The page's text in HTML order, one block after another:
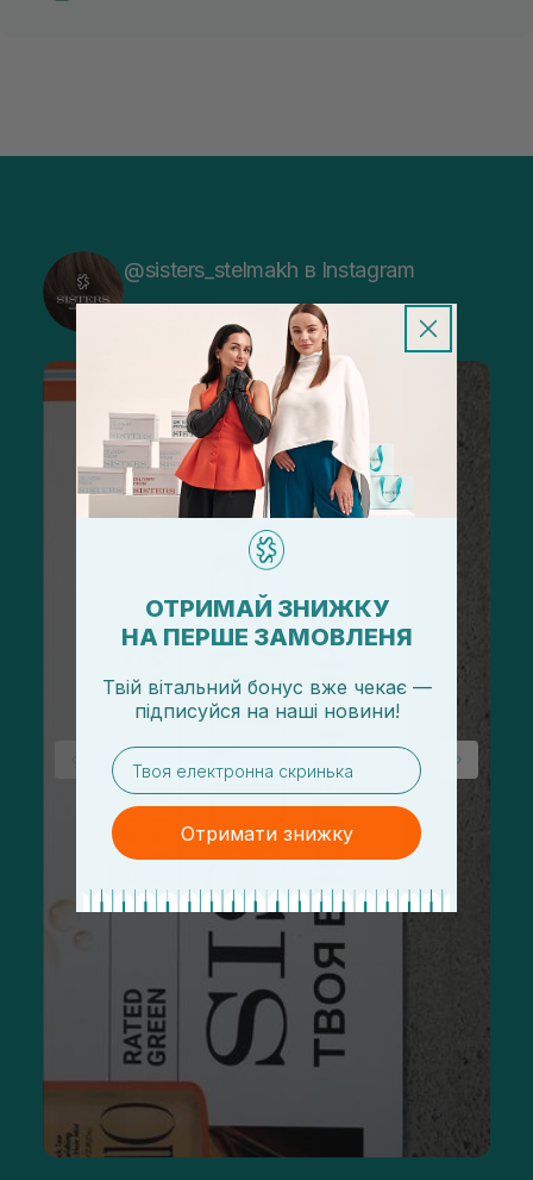
@sisters_stelmakh в Instagram
ОТРИМАЙ ЗНИЖКУ
НА ПЕРШЕ ЗАМОВЛЕНЯ
Твій вітальний бонус вже чекає —
підписуйся на наші новини!
email
Отримати знижку